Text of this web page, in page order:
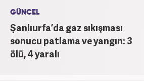
GÜNCEL
Şanlıurfa’da gaz sıkışması
sonucu patlama ve yangın: 3
ölü, 4 yaralı